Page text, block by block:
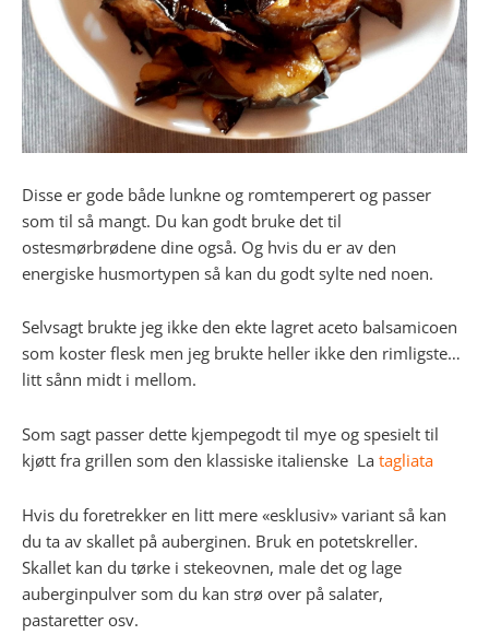
Disse er gode både lunkne og romtemperert og passer
som til så mangt. Du kan godt bruke det til
ostesmørbrødene dine også. Og hvis du er av den
energiske husmortypen så kan du godt sylte ned noen.
Selvsagt brukte jeg ikke den ekte lagret aceto balsamicoen
som koster flesk men jeg brukte heller ikke den rimligste…
litt sånn midt i mellom.
Som sagt passer dette kjempegodt til mye og spesielt til
kjøtt fra grillen som den klassiske italienske La tagliata
Hvis du foretrekker en litt mere «esklusiv» variant så kan
du ta av skallet på auberginen. Bruk en potetskreller.
Skallet kan du tørke i stekeovnen, male det og lage
auberginpulver som du kan strø over på salater,
pastaretter osv.